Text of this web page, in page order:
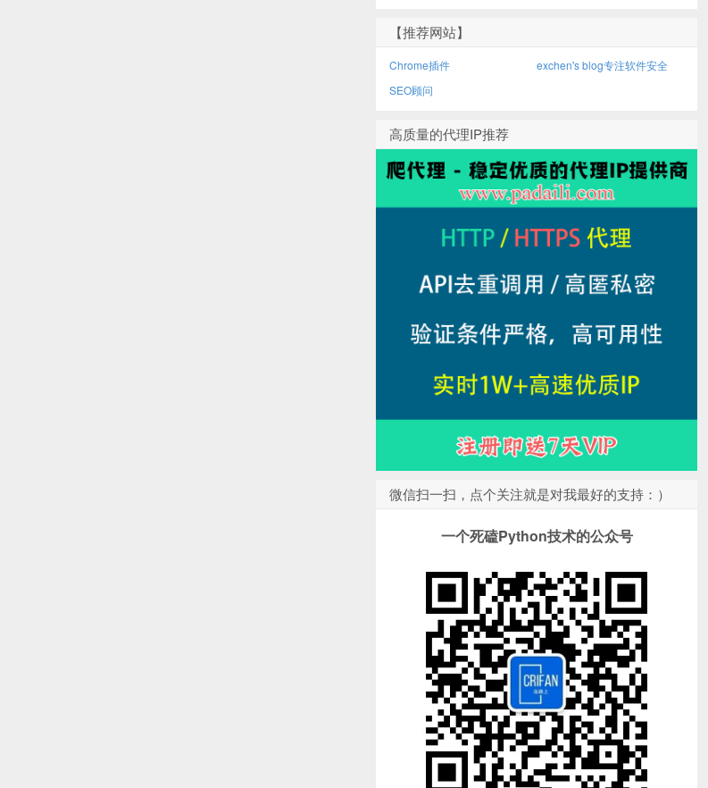
【推荐网站】
Chrome插件
exchen's blog专注软件安全
SEO顾问
高质量的代理IP推荐
微信扫一扫，点个关注就是对我最好的支持：）
一个死磕Python技术的公众号